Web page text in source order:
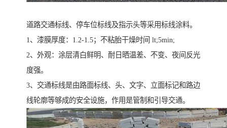
道路交通标线、停车位标线及指示头等采用标线涂料。
1、漆膜厚度：1.2-1.5；不粘胎干燥时间 lt;5min;
2、外观：涂层清白鲜明、耐日晒温差、不变、夜间反光
度强。
3、交通标线是由路面标线、头、文字、立面标记和路边
线轮廓等够成的安全设施，作用是管制和引导交通。